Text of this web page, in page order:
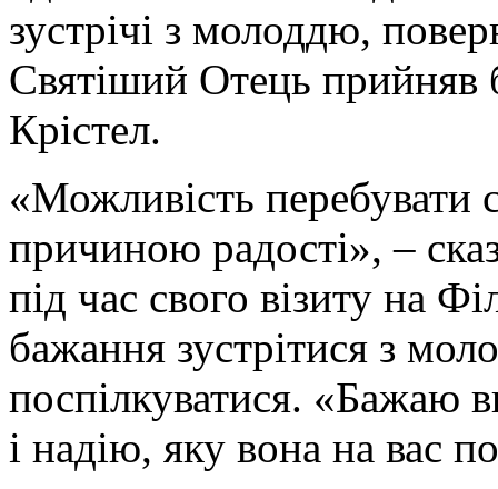
зустрічі з молоддю,
Святіший Отець прийняв
Крістел.
«Можливість перебувати
причиною радості», –
під час свого візиту на
бажання зустрітися з
поспілкуватися. «Бажаю
і надію, яку вона на вас